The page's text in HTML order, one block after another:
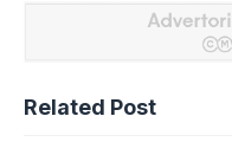
Related Post